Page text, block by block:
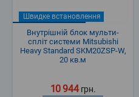
Швидке встановлення
Внутрішній блок мульти-
спліт системи Mitsubishi
Heavy Standard SKM20ZSP-W,
20 кв.м
10 944грн.